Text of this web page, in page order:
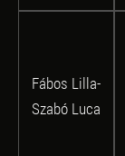
Fábos Lilla-
Szabó Luca